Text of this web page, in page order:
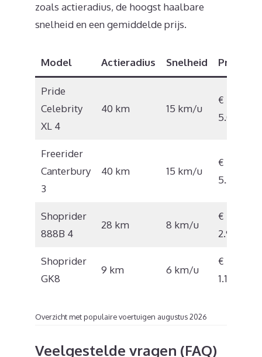
zoals actieradius, de hoogst haalbare
snelheid en een gemiddelde prijs.
Model Actieradius Snelheid Prijs
Pride
Celebrity
XL 4
40 km 15 km/u
€
5.000
Freerider
Canterbury
3
40 km 15 km/u
€
5.295
Shoprider
888B 4
28 km 8 km/u
€
2.997
Shoprider
GK8
9 km 6 km/u
€
1.194
Overzicht met populaire voertuigen augustus 2026
Veelgestelde vragen (FAQ)